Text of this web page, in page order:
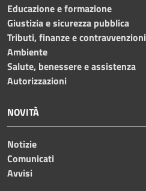
Educazione e formazione
Giustizia e sicurezza pubblica
Tributi, finanze e contravvenzioni
Ambiente
Salute, benessere e assistenza
Autorizzazioni
NOVITÀ
Notizie
Comunicati
Avvisi